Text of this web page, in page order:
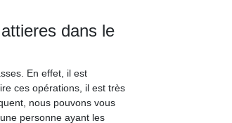
dans le
En effet, il est
ces opérations, il est très
nous pouvons vous
personne ayant les